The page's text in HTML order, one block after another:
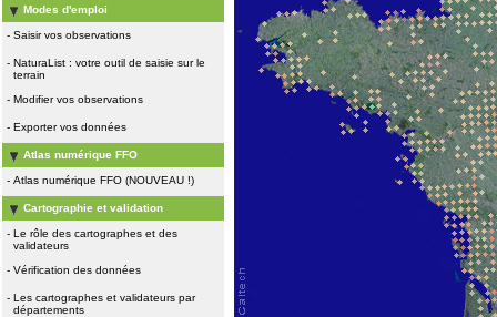
Modes d'emploi
- Saisir vos observations
- NaturaList : votre outil de saisie sur le
terrain
- Modifier vos observations
- Exporter vos données
Atlas numérique FFO
- Atlas numérique FFO (NOUVEAU !)
Cartographie et validation
- Le rôle des cartographes et des
validateurs
- Vérification des données
- Les cartographes et validateurs par
départements